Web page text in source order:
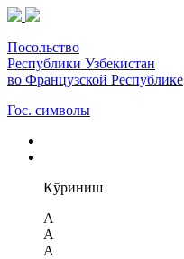
Посольство
Республики Узбекистан
во Французской Республике
Гос. символы
Кўриниш
A
A
A